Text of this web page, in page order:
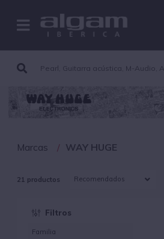
Marcas WAY HUGE
21 productos
Filtros